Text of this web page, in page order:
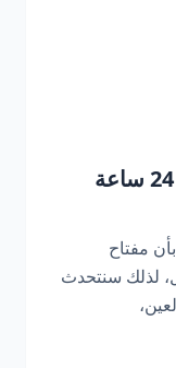
مفاتيح سيارات العين | خدمة 24 ساعة
مفتاح
لذلك سنتحدث